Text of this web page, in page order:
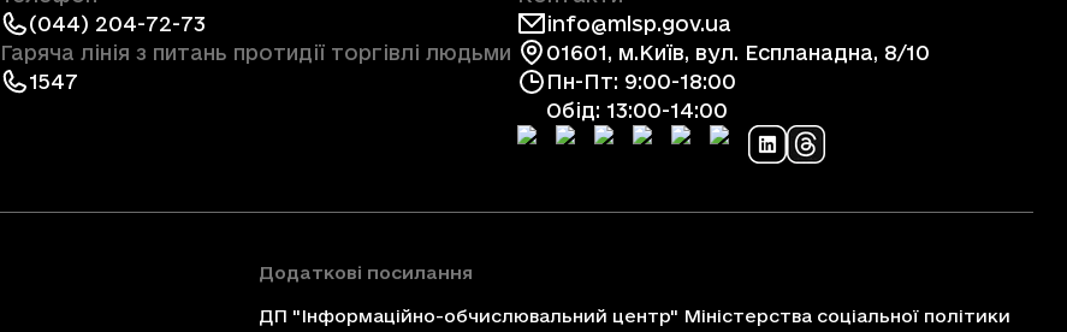
(044) 204-72-73
Гаряча лінія з питань протидії торгівлі людьми
1547
info@mlsp.gov.ua
01601, м.Київ, вул. Еспланадна, 8/10
Пн-Пт: 9:00-18:00
Обід: 13:00-14:00
Додаткові посилання
ДП "Інформаційно-обчислювальний центр" Міністерства соціальної політики